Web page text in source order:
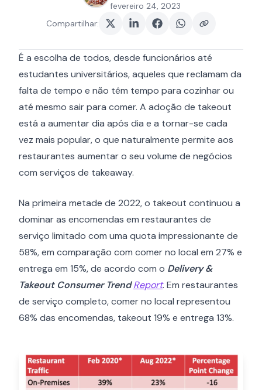
fevereiro 24, 2023
Compartilhar:
É a escolha de todos, desde funcionários até
estudantes universitários, aqueles que reclamam da
falta de tempo e não têm tempo para cozinhar ou
até mesmo sair para comer. A adoção de takeout
está a aumentar dia após dia e a tornar-se cada
vez mais popular, o que naturalmente permite aos
restaurantes aumentar o seu volume de negócios
com serviços de takeaway.
Na primeira metade de 2022, o takeout continuou a
dominar as encomendas em restaurantes de
serviço limitado com uma quota impressionante de
58%, em comparação com comer no local em 27% e
entrega em 15%, de acordo com o Delivery &
Takeout Consumer TrendReport. Em restaurantes
de serviço completo, comer no local representou
68% das encomendas, takeout 19% e entrega 13%.